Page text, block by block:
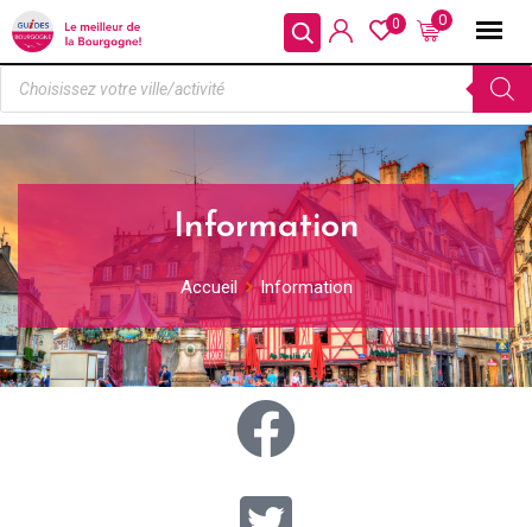
0
0
Information
Accueil Information